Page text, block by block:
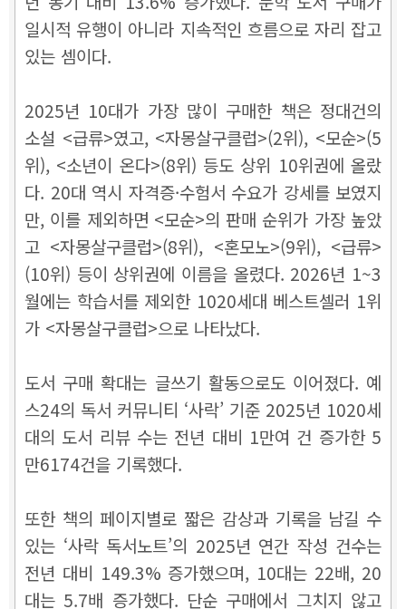
일시적 유행이 아니라 지속적인 흐름으로 자리 잡고
있는 셈이다.
2025년 10대가 가장 많이 구매한 책은 정대건의
소설 <급류>였고, <자몽살구클럽>(2위), <모순>(5
위), <소년이 온다>(8위) 등도 상위 10위권에 올랐
다. 20대 역시 자격증·수험서 수요가 강세를 보였지
만, 이를 제외하면 <모순>의 판매 순위가 가장 높았
고 <자몽살구클럽>(8위), <혼모노>(9위), <급류>
(10위) 등이 상위권에 이름을 올렸다. 2026년 1~3
월에는 학습서를 제외한 1020세대 베스트셀러 1위
가 <자몽살구클럽>으로 나타났다.
도서 구매 확대는 글쓰기 활동으로도 이어졌다. 예
스24의 독서 커뮤니티 ‘사락’ 기준 2025년 1020세
대의 도서 리뷰 수는 전년 대비 1만여 건 증가한 5
만6174건을 기록했다.
또한 책의 페이지별로 짧은 감상과 기록을 남길 수
있는 ‘사락 독서노트’의 2025년 연간 작성 건수는
전년 대비 149.3% 증가했으며, 10대는 22배, 20
대는 5.7배 증가했다. 단순 구매에서 그치지 않고